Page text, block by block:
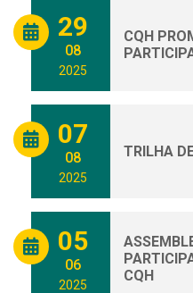
29
08
2025
CQH
07
08
2025
TRILHA
05
06
2025
CQH